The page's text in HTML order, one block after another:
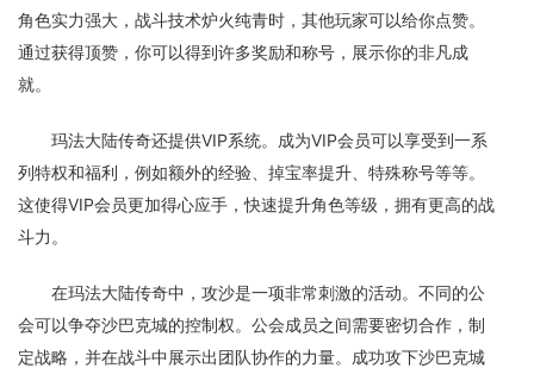
角色实力强大，战斗技术炉火纯青时，其他玩家可以给你点赞。
通过获得顶赞，你可以得到许多奖励和称号，展示你的非凡成
就。
玛法大陆传奇还提供VIP系统。成为VIP会员可以享受到一系
列特权和福利，例如额外的经验、掉宝率提升、特殊称号等等。
这使得VIP会员更加得心应手，快速提升角色等级，拥有更高的战
斗力。
在玛法大陆传奇中，攻沙是一项非常刺激的活动。不同的公
会可以争夺沙巴克城的控制权。公会成员之间需要密切合作，制
定战略，并在战斗中展示出团队协作的力量。成功攻下沙巴克城